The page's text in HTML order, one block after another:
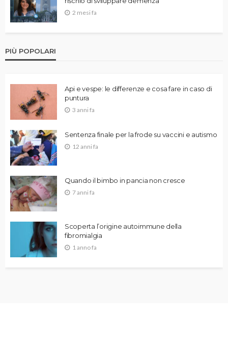
2 mesi fa
PIÙ POPOLARI
Api e vespe: le differenze e cosa fare in caso di
puntura
3 anni fa
Sentenza finale per la frode su vaccini e autismo
12 anni fa
Quando il bimbo in pancia non cresce
7 anni fa
Scoperta l’origine autoimmune della
fibromialgia
1 anno fa